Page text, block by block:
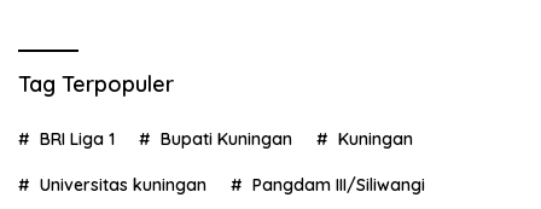
Tag Terpopuler
BRI Liga 1 Bupati Kuningan Kuningan
Universitas kuningan Pangdam III/Siliwangi